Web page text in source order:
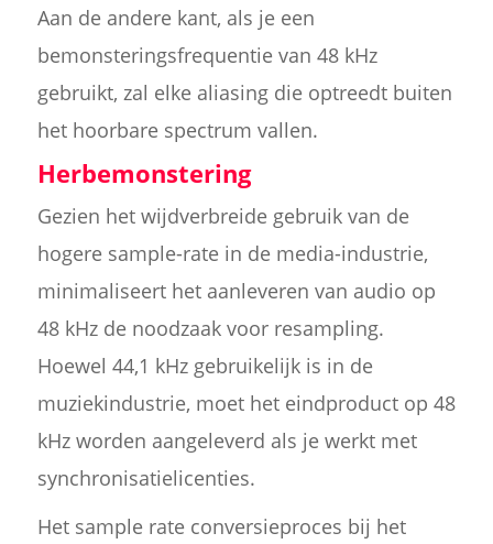
Aan de andere kant, als je een
bemonsteringsfrequentie van 48 kHz
gebruikt, zal elke aliasing die optreedt buiten
het hoorbare spectrum vallen.
Herbemonstering
Gezien het wijdverbreide gebruik van de
hogere sample-rate in de media-industrie,
minimaliseert het aanleveren van audio op
48 kHz de noodzaak voor resampling.
Hoewel 44,1 kHz gebruikelijk is in de
muziekindustrie, moet het eindproduct op 48
kHz worden aangeleverd als je werkt met
synchronisatielicenties.
Het sample rate conversieproces bij het